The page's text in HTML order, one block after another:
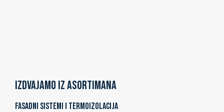
Izdvajamo iz asortimana
FASADNI SISTEMI I TERMOIZOLACIJA